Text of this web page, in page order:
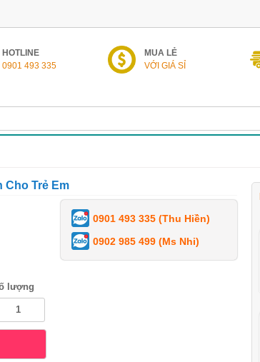
HOTLINE
0901 493 335
MUA LẺ
VỚI GIÁ SỈ
Trẻ Em
lượng
0901 493 335 (Thu Hiền)
0902 985 499 (Ms Nhi)